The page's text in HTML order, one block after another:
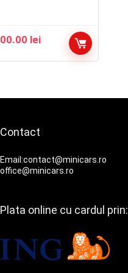
lei
Contact
Email:contact@minicars.ro
office@minicars.ro
Plata online cu cardul prin: